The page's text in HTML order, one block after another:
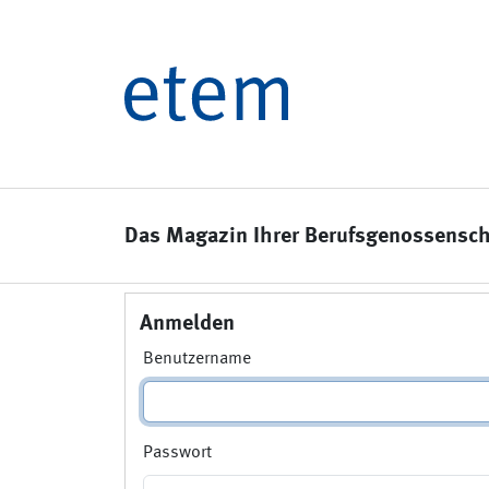
Das Magazin Ihrer
Anmelden
Benutzername
Passwort